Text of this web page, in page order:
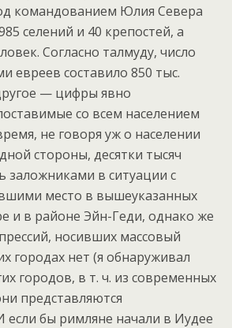
командованием Юлия Севера
селений и 40 крепостей, а
Согласно талмуду, число
евреев составило 850 тыс.
— цифры явно
со всем населением
не говоря уж о населении
стороны, десятки тысяч
заложниками в ситуации с
место в вышеуказанных
и в районе Эйн-Геди, однако же
носивших массовый
городах нет (я обнаруживал
городов, в т. ч. из современных
представляются
если бы римляне начали в Иудее